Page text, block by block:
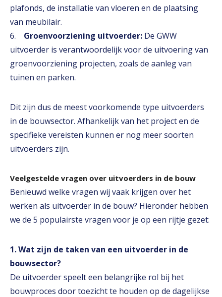
plafonds, de installatie van vloeren en de plaatsing
van meubilair.
6. Groenvoorziening uitvoerder: De GWW
uitvoerder is verantwoordelijk voor de uitvoering van
groenvoorziening projecten, zoals de aanleg van
tuinen en parken.
Dit zijn dus de meest voorkomende type uitvoerders
in de bouwsector. Afhankelijk van het project en de
specifieke vereisten kunnen er nog meer soorten
uitvoerders zijn.
Veelgestelde vragen over uitvoerders in de bouw
Benieuwd welke vragen wij vaak krijgen over het
werken als uitvoerder in de bouw? Hieronder hebben
we de 5 populairste vragen voor je op een rijtje gezet:
1. Wat zijn de taken van een uitvoerder in de
bouwsector?
De uitvoerder speelt een belangrijke rol bij het
bouwproces door toezicht te houden op de dagelijkse